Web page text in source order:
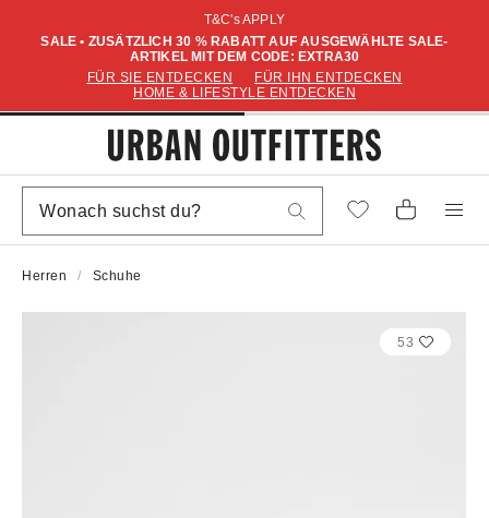
T&C's APPLY
SALE • ZUSÄTZLICH 30 % RABATT AUF AUSGEWÄHLTE SALE-
ARTIKEL MIT DEM CODE: EXTRA30
FÜR SIE ENTDECKEN
FÜR IHN ENTDECKEN
HOME & LIFESTYLE ENTDECKEN
Herren Schuhe
53